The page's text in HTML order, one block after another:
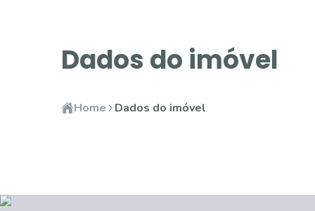
Dados do imóvel
Home Dados do imóvel